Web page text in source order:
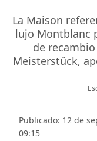
La Maison
lujo Montblanc
de
Meisterstück,
Publicado: 12 de
09:15